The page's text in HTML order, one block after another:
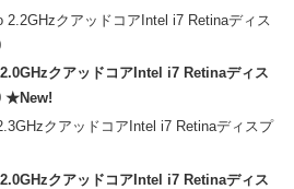
2.2GHzクアッドコアIntel i7 Retinaディス
クアッドコアIntel i7 Retinaディス
★New!
クアッドコアIntel i7 Retinaディスプ
クアッドコアIntel i7 Retinaディス